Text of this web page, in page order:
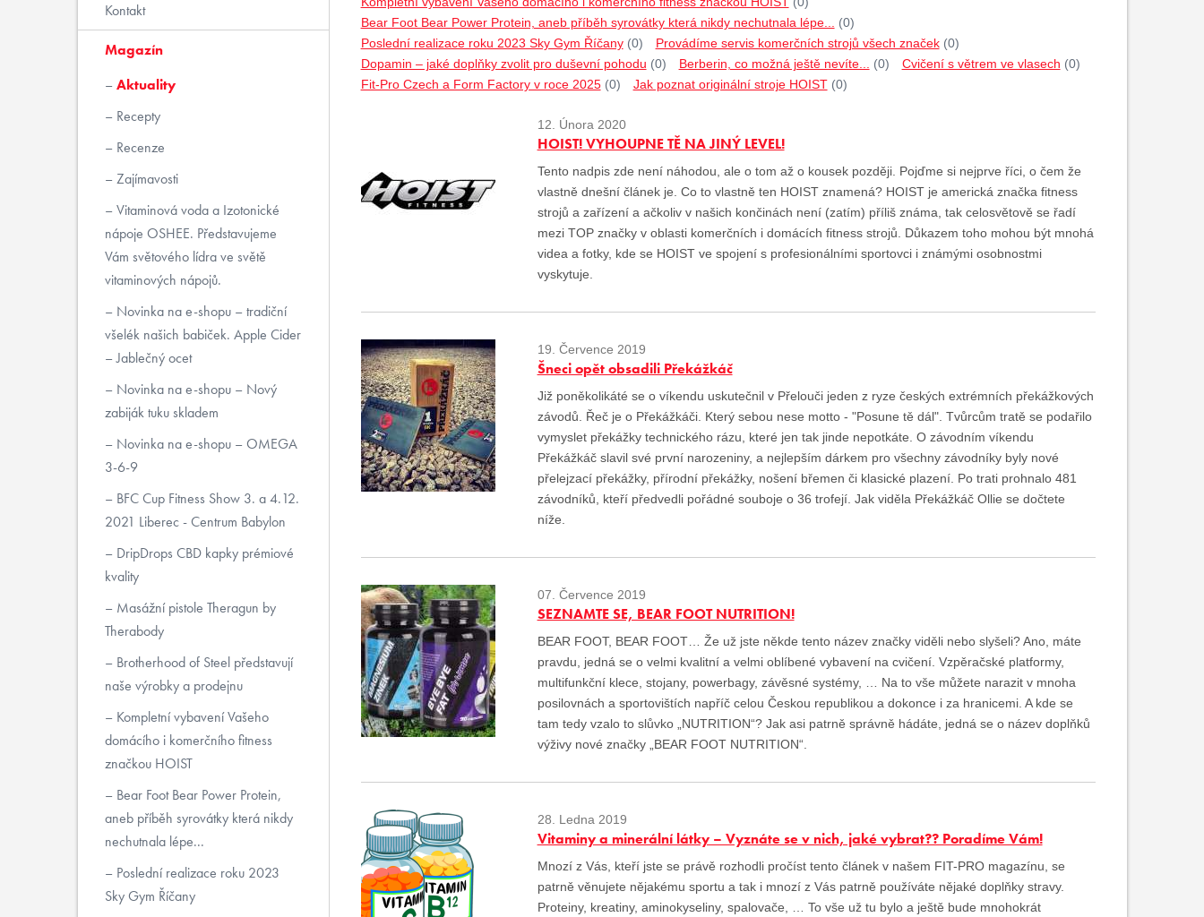
Bear Foot Bear Power Protein, aneb příběh syrovátky která nikdy nechutnala lépe...
(0)
Poslední realizace roku 2023 Sky Gym Říčany (0) Provádíme servis komerčních strojů všech značek (0)
Dopamin – jaké doplňky zvolit pro duševní pohodu (0) Berberin, co možná ještě nevíte... (0) Cvičení s větrem ve vlasech (0)
Fit-Pro Czech a Form Factory v roce 2025 (0) Jak poznat originální stroje HOIST (0)
12. Února 2020
HOIST! VYHOUPNE TĚ NA JINÝ LEVEL!
Tento nadpis zde není náhodou, ale o tom až o kousek později. Pojďme si nejprve říci, o čem že
vlastně dnešní článek je. Co to vlastně ten HOIST znamená? HOIST je americká značka fitness
strojů a zařízení a ačkoliv v našich končinách není (zatím) příliš známa, tak celosvětově se řadí
mezi TOP značky v oblasti komerčních i domácích fitness strojů. Důkazem toho mohou být mnohá
videa a fotky, kde se HOIST ve spojení s profesionálními sportovci i známými osobnostmi
vyskytuje.
19. Července 2019
Šneci opět obsadili Překážkáč
Již poněkolikáté se o víkendu uskutečnil v Přelouči jeden z ryze českých extrémních překážkových
závodů. Řeč je o Překážkáči. Který sebou nese motto - "Posune tě dál". Tvůrcům tratě se podařilo
vymyslet překážky technického rázu, které jen tak jinde nepotkáte. O závodním víkendu
Překážkáč slavil své první narozeniny, a nejlepším dárkem pro všechny závodníky byly nové
přelejzací překážky, přírodní překážky, nošení břemen či klasické plazení. Po trati prohnalo 481
závodníků, kteří předvedli pořádné souboje o 36 trofejí. Jak viděla Překážkáč Ollie se dočtete
níže.
07. Července 2019
SEZNAMTE SE, BEAR FOOT NUTRITION!
BEAR FOOT, BEAR FOOT… Že už jste někde tento název značky viděli nebo slyšeli? Ano, máte
pravdu, jedná se o velmi kvalitní a velmi oblíbené vybavení na cvičení. Vzpěračské platformy,
multifunkční klece, stojany, powerbagy, závěsné systémy, … Na to vše můžete narazit v mnoha
posilovnách a sportovištích napříč celou Českou republikou a dokonce i za hranicemi. A kde se
tam tedy vzalo to slůvko „NUTRITION“? Jak asi patrně správně hádáte, jedná se o název doplňků
výživy nové značky „BEAR FOOT NUTRITION“.
28. Ledna 2019
Vitaminy a minerální látky – Vyznáte se v nich, jaké vybrat?? Poradíme Vám!
Mnozí z Vás, kteří jste se právě rozhodli pročíst tento článek v našem FIT-PRO magazínu, se
patrně věnujete nějakému sportu a tak i mnozí z Vás patrně používáte nějaké doplňky stravy.
Proteiny, kreatiny, aminokyseliny, spalovače, … To vše už tu bylo a ještě bude mnohokrát
Kontakt
Magazín
Aktuality
Recepty
Recenze
Zajímavosti
Vitaminová voda a Izotonické
nápoje OSHEE. Představujeme
Vám světového lídra ve světě
vitaminových nápojů.
Novinka na e-shopu – tradiční
všelék našich babiček. Apple Cider
– Jablečný ocet
Novinka na e-shopu – Nový
zabiják tuku skladem
Novinka na e-shopu – OMEGA
3-6-9
BFC Cup Fitness Show 3. a 4.12.
2021 Liberec - Centrum Babylon
DripDrops CBD kapky prémiové
kvality
Masážní pistole Theragun by
Therabody
Brotherhood of Steel představují
naše výrobky a prodejnu
Kompletní vybavení Vašeho
domácího i komerčního fitness
značkou HOIST
Bear Foot Bear Power Protein,
aneb příběh syrovátky která nikdy
nechutnala lépe...
Poslední realizace roku 2023
Sky Gym Říčany